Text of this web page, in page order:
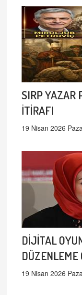
SIRP YAZAR
İTİRAFI
19 Nisan 2026
DİJİTAL
DÜZENLEME
19 Nisan 2026